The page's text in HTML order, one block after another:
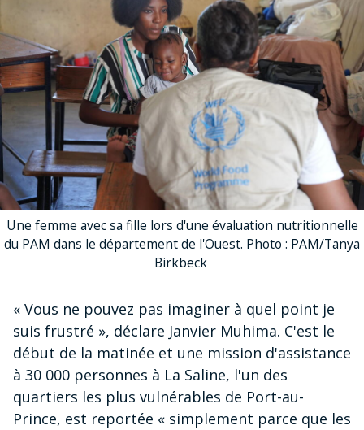
Une femme avec sa fille lors d'une évaluation nutritionnelle
du PAM dans le département de l'Ouest. Photo : PAM/Tanya
Birkbeck
« Vous ne pouvez pas imaginer à quel point je
suis frustré », déclare Janvier Muhima. C'est le
début de la matinée et une mission d'assistance
à 30 000 personnes à La Saline, l'un des
quartiers les plus vulnérables de Port-au-
Prince, est reportée « simplement parce que les